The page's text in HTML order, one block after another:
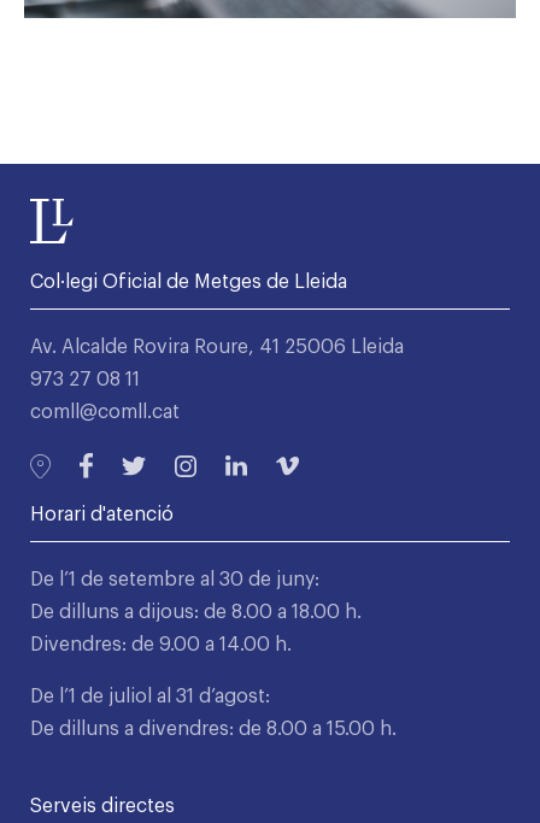
Col·legi Oficial de Metges de Lleida
Av. Alcalde Rovira Roure, 41 25006 Lleida
973 27 08 11
comll@comll.cat
Horari d'atenció
De l’1 de setembre al 30 de juny:
De dilluns a dijous: de 8.00 a 18.00 h.
Divendres: de 9.00 a 14.00 h.
De l’1 de juliol al 31 d’agost:
De dilluns a divendres: de 8.00 a 15.00 h.
Serveis directes